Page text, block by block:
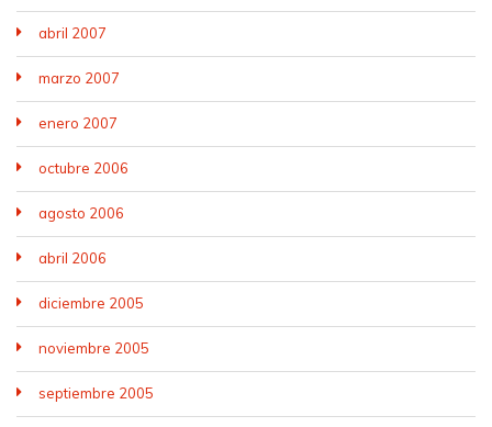
abril 2007
marzo 2007
enero 2007
octubre 2006
agosto 2006
abril 2006
diciembre 2005
noviembre 2005
septiembre 2005